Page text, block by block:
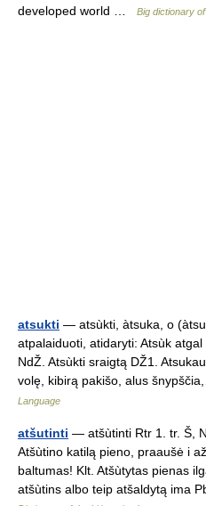
developed world …
Big dictionary
atsukti — atsùkti, àtsuka, o
atpalaiduoti, atidaryti: Atsùk
NdŽ. Atsùkti sraigtą DŽ1.
volę, kibirą pakišo, alus
Language
atšutinti — atšùtinti Rtr 1. tr. Š,
Atšùtino katilą pieno, praaušė i
baltumas! Klt. Atšùtytas pienas
atšùtins albo teip atšaldytą ima